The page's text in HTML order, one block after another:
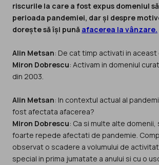
riscurile la care a fost expus domeniul
perioada pandemiei, dar și despre
dorește să își pună afacerea la vânzare.
Alin Metsan
Miron Dobrescu: Activam in domeniul
din 2003.
Alin Metsan: In contextul actual al
Miron Dobrescu: Ca si multe alte domenii,
foarte repede afectati de pandemie.
observat o scadere a volumului de
special in prima jumatate a anului si cu o